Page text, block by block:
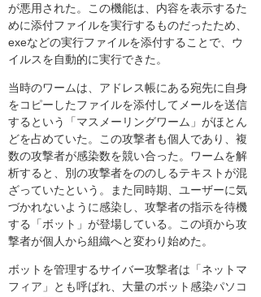
が悪用された。この機能は、内容を表示するた
めに添付ファイルを実行するものだったため、
exeなどの実行ファイルを添付することで、ウ
イルスを自動的に実行できた。
当時のワームは、アドレス帳にある宛先に自身
をコピーしたファイルを添付してメールを送信
するという「マスメーリングワーム」がほとん
どを占めていた。この攻撃者も個人であり、複
数の攻撃者が感染数を競い合った。ワームを解
析すると、別の攻撃者をののしるテキストが混
ざっていたという。また同時期、ユーザーに気
づかれないように感染し、攻撃者の指示を待機
する「ボット」が登場している。この頃から攻
撃者が個人から組織へと変わり始めた。
ボットを管理するサイバー攻撃者は「ネットマ
フィア」とも呼ばれ、大量のボット感染パソコ